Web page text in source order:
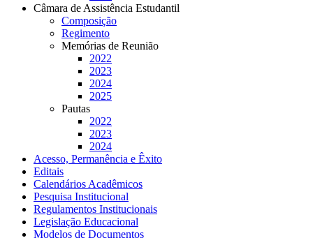
Câmara de Assistência Estudantil
Composição
Regimento
Memórias de Reunião
2022
2023
2024
2025
Pautas
2022
2023
2024
Acesso, Permanência e Êxito
Editais
Calendários Acadêmicos
Pesquisa Institucional
Regulamentos Institucionais
Legislação Educacional
Modelos de Documentos